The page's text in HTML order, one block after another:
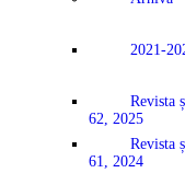
2021-
Revista
62, 2025
Revista
61, 2024